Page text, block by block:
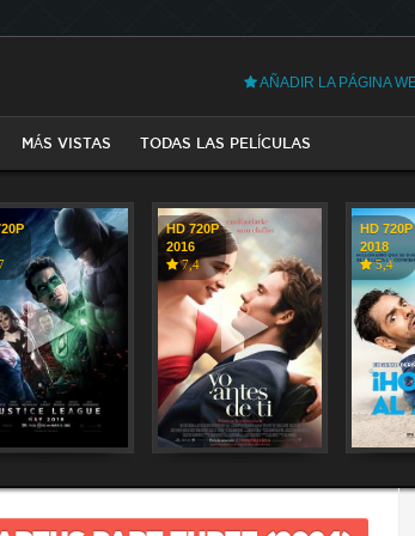
AÑADIR LA PÁGINA
MÁS VISTAS TODAS LAS PELÍCULAS
HD 720P
2016
7,4
HD 720P
2018
5,4